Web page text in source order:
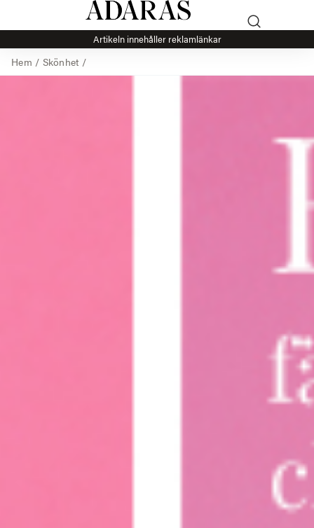
Artikeln innehåller reklamlänkar
Hem / Skönhet/